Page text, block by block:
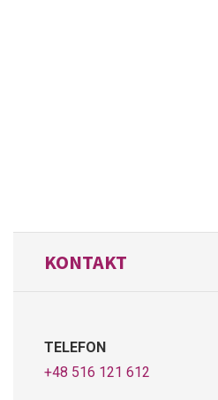
KONTAKT
TELEFON
+48 516 121 612